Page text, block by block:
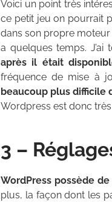
Voici un point très
ce petit jeu on pourrait
dans son propre moteur
a quelques temps.
après il était
fréquence de mise à
beaucoup plus difficile
Wordpress est donc
3 –
WordPress possède
plus, la façon dont les